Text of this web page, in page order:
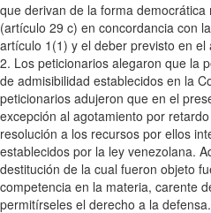
que derivan de la forma
(artículo 29 c) en concordancia con
artículo 1(1) y el deber previsto en
2. Los peticionarios alegaron que la
de admisibilidad establecidos en la
peticionarios adujeron que en el
excepción al agotamiento por
resolución a los recursos por ellos
establecidos por la ley venezolana.
destitución de la cual fueron objeto
competencia en la materia, carente
permitírseles el derecho a la